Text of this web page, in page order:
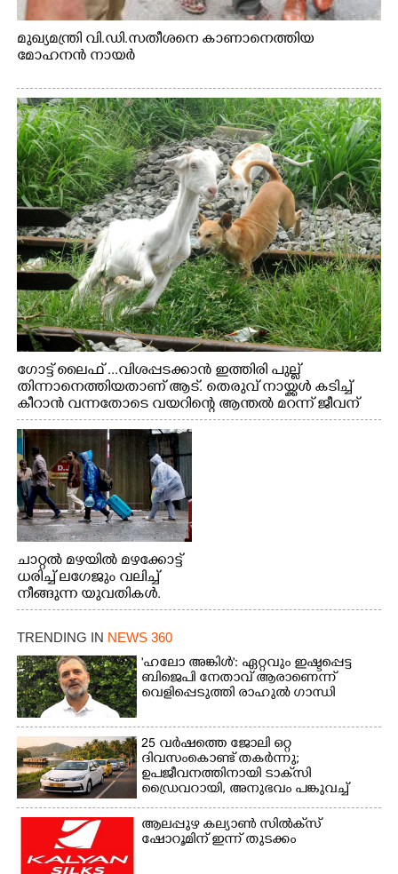
മുഖ്യമന്ത്രി വി.ഡി.സതീശനെ കാണാനെത്തിയ
മോഹനൻ നായർ
ഗോട്ട് ലൈഫ് ...വിശപ്പടക്കാൻ ഇത്തിരി പുല്ല്
തിന്നാനെത്തിയതാണ് ആട്. തെരുവ് നായ്ക്കൾ കടിച്ച്
കീറാൻ വന്നതോടെ വയറിന്റെ ആന്തൽ മറന്ന് ജീവന്
വേണ്ടിയായി ഓട്ടം. എറണാകുളം വാത്തുരുത്തിയിൽ
നിന്നുള്ള കാഴ്ച
ചാറ്റൽ മഴയിൽ മഴക്കോട്ട്
ധരിച്ച് ലഗേജും വലിച്ച്
നീങ്ങുന്ന യുവതികൾ.
എറണാകുളം മേനകയിൽ
നിന്നുള്ള കാഴ്ച
TRENDING IN NEWS 360
'ഹലോ അങ്കിൾ': ഏറ്റവും ഇഷ്ടപ്പെട്ട
ബിജെപി നേതാവ് ആരാണെന്ന്
വെളിപ്പെടുത്തി രാഹുൽ ഗാന്ധി
25 വർഷത്തെ ജോലി ഒറ്റ
ദിവസംകൊണ്ട് തകർന്നു;
ഉപജീവനത്തിനായി ടാക്‌സി
ഡ്രൈവറായി,​ അനുഭവം പങ്കുവച്ച്
യുവതി
ആലപ്പുഴ കല്യാൺ സിൽക്‌സ്
ഷോറൂമിന് ഇന്ന് തുടക്കം